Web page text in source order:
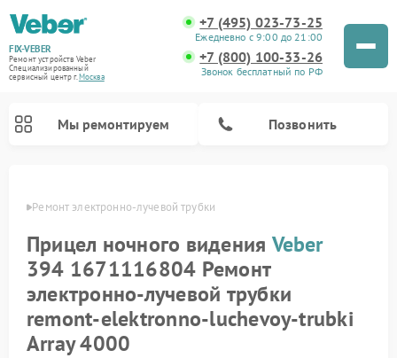
FIX-VEBER
Ремонт устройств Veber
Специализированный
cервисный центр г.Москва
+7 (495) 023-73-25
Ежедневно с 9:00 до 21:00
+7 (800) 100-33-26
Звонок бесплатный по РФ
Мы ремонтируем Позвонить
Ремонт электронно-лучевой трубки
Прицел ночного видения Veber
394 1671116804 Ремонт
электронно-лучевой трубки
remont-elektronno-luchevoy-trubki
Array 4000